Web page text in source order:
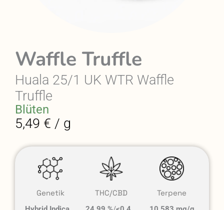
Waffle Truffle
Huala 25/1 UK WTR Waffle
Truffle
Blüten
5,49 € / g
Genetik THC/CBD Terpene